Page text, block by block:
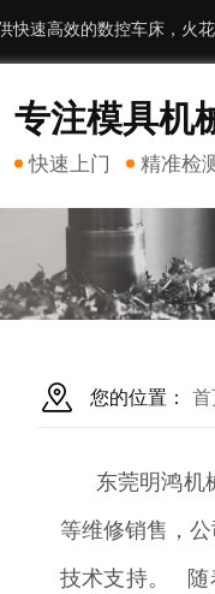
快速高效的数控车床，火
专注模具机
快速上门 精准检
您的位置： 首
东莞明鸿机械
等维修销售，
技术支持。 随